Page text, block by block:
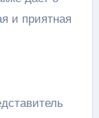
и приятная